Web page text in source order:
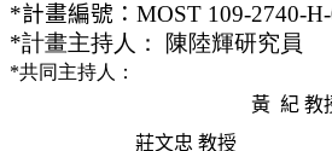
*計畫編號： MOST 109-2740-
*計畫主持人： 陳陸輝研究員
*共同主持人：
黃 紀
莊文忠 教授 陳光